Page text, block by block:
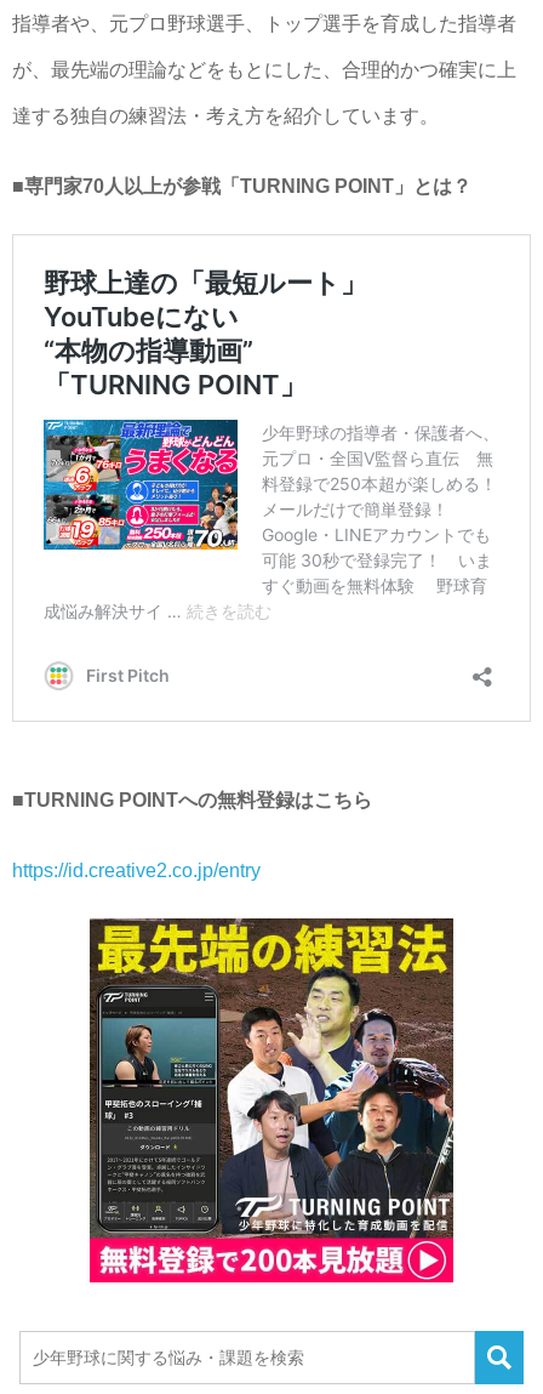
指導者や、元プロ野球選手、トップ選手を育成した指導者
が、最先端の理論などをもとにした、合理的かつ確実に上
達する独自の練習法・考え方を紹介しています。
■専門家70人以上が参戦「TURNING POINT」とは？
■TURNING POINTへの無料登録はこちら
https://id.creative2.co.jp/entry